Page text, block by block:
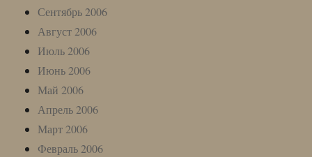
Сентябрь 2006
Август 2006
Июль 2006
Июнь 2006
Май 2006
Апрель 2006
Март 2006
Февраль 2006